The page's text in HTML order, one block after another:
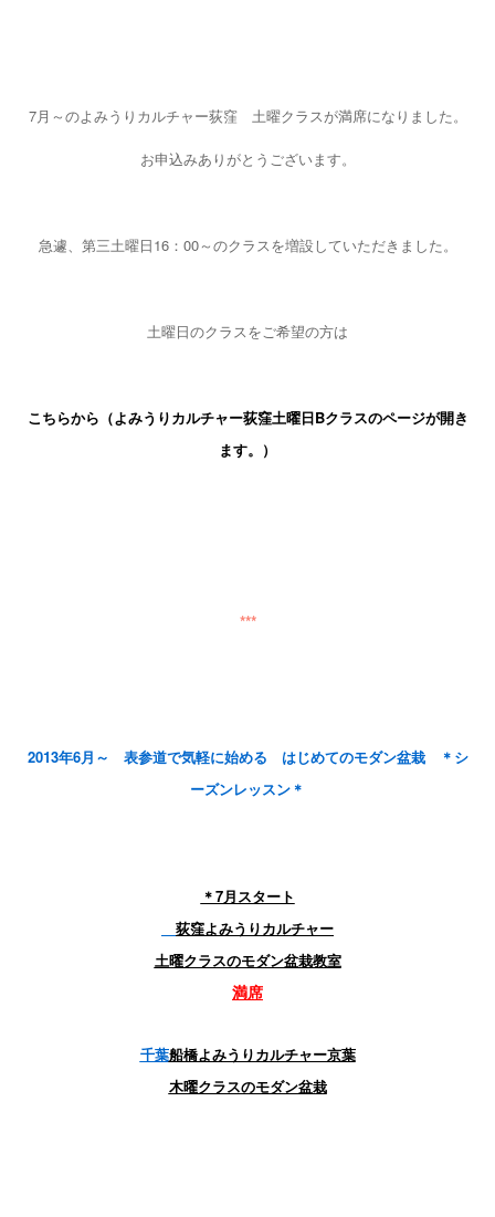
7月～のよみうりカルチャー荻窪 土曜クラスが満席になりました。
お申込みありがとうございます。
急遽、第三土曜日16：00～のクラスを増設していただきました。
土曜日のクラスをご希望の方は
こちらから（よみうりカルチャー荻窪土曜日Bクラスのページが開き
ます。）
***
2013年6月～ 表参道で気軽に始める はじめてのモダン盆栽 ＊シ
ーズンレッスン＊
＊7月スタート
荻窪よみうりカルチャー
土曜クラスのモダン盆栽教室
満席
千葉船橋よみうりカルチャー京葉
木曜クラスのモダン盆栽